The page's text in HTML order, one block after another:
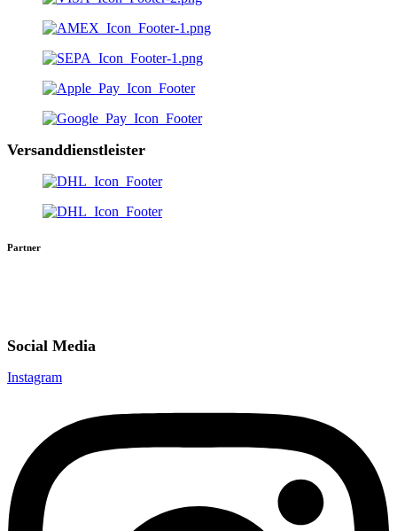
Versanddienstleister
Partner
Social Media
Instagram